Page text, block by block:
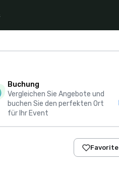
Buchung
Vergleichen Sie Angebote und
buchen Sie den perfekten Ort
für Ihr Event
Favorite